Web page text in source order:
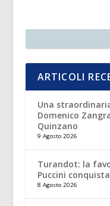
ARTICOLI
Una
Domenico
Quinzano
9 Agosto 2026
Turandot: la
Puccini
8 Agosto 2026